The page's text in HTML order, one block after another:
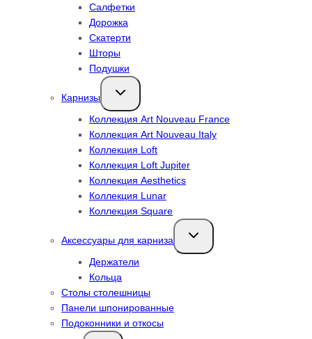
Салфетки
Дорожка
Скатерти
Шторы
Подушки
Карнизы
Переключить
дочернее
Коллекция Art Nouveau France
Коллекция Art Nouveau Italy
Коллекция Loft
Коллекция Loft Jupiter
Коллекция Aesthetics
Коллекция Lunar
Коллекция Square
Аксессуары для карниза
Переключить
дочернее
Держатели
Кольца
Столы столешницы
Панели шпонированные
Подоконники и откосы